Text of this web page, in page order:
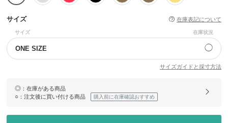
サイズ 在庫表記について
サイズ 在庫状況
ONE SIZE ◯
サイズガイドと採寸方法
◎ ：在庫がある商品
○ ：注文後に買い付ける商品 購入前に在庫確認おすすめ